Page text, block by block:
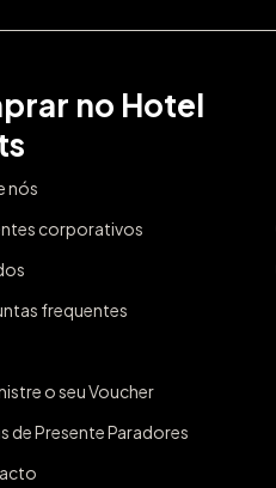
no Hotel
nós
corporativos
frequentes
o seu Voucher
de Presente Paradores